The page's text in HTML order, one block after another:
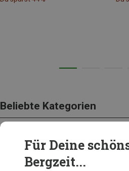
Beliebte Kategorien
BEKLEIDUNG
Für Deine
Bergzeit...